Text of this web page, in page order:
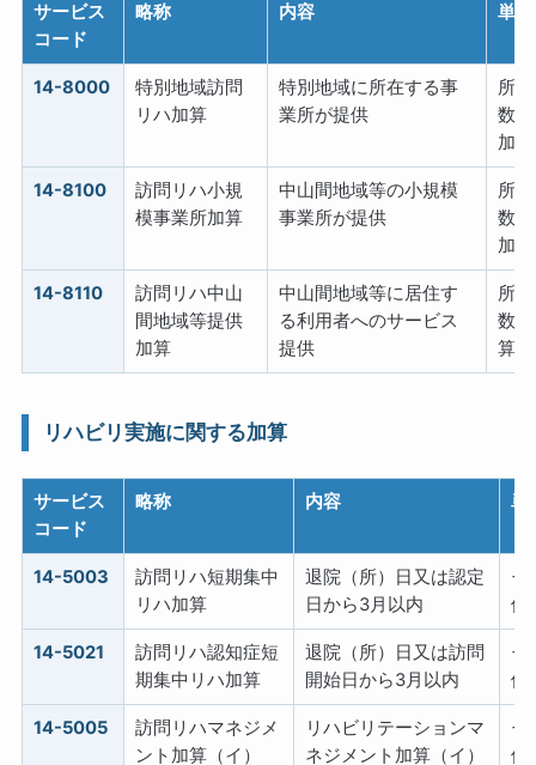
サービス
コード
略称 内容 単
14-8000
特別地域訪問
リハ加算
特別地域に所在する事
業所が提供
所
数
加算
14-8100
訪問リハ小規
模事業所加算
中山間地域等の小規模
事業所が提供
所
数
加算
14-8110
訪問リハ中山
間地域等提供
加算
中山間地域等に居住す
る利用者へのサービス
提供
所
数
算
リハビリ実施に関する加算
サービス
コード
略称 内容 単
14-5003
訪問リハ短期集中
リハ加算
退院（所）日又は認定
日から3月以内
位
14-5021
訪問リハ認知症短
期集中リハ加算
退院（所）日又は訪問
開始日から3月以内
位
14-5005
訪問リハマネジメ
ント加算（イ）
リハビリテーションマ
ネジメント加算（イ）
位